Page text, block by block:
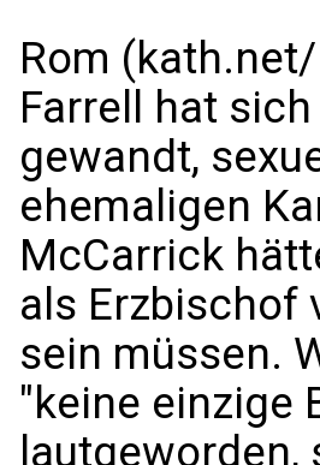
Rom
Farrell hat
gewandt,
ehemaligen
McCarrick
als Erzbischof
sein müssen.
"keine einzige